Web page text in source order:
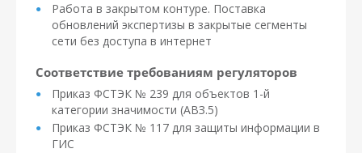
Работа в закрытом контуре. Поставка
обновлений экспертизы в закрытые сегменты
сети без доступа в интернет
Соответствие требованиям регуляторов
Приказ ФСТЭК № 239 для объектов 1-й
категории значимости (АВЗ.5)
Приказ ФСТЭК № 117 для защиты информации в
ГИС